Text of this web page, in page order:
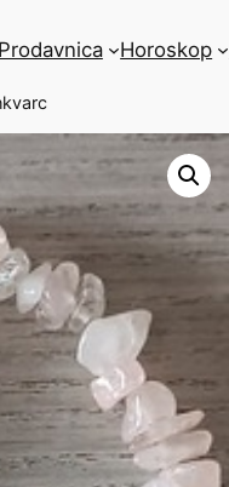
Horoskop